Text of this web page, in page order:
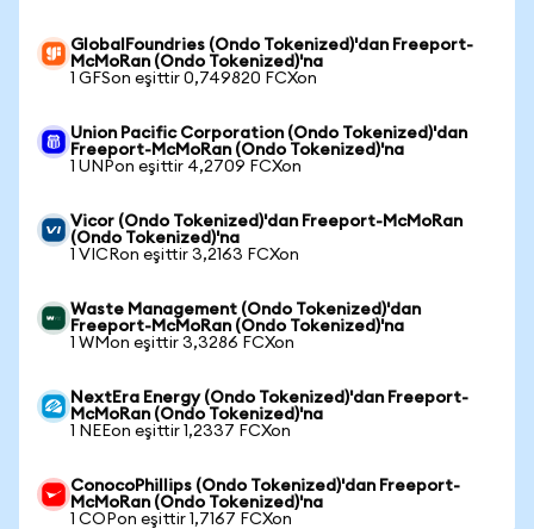
GlobalFoundries (Ondo Tokenized)'dan Freeport-
McMoRan (Ondo Tokenized)'na
1 GFSon eşittir 0,749820 FCXon
Union Pacific Corporation (Ondo Tokenized)'dan
Freeport-McMoRan (Ondo Tokenized)'na
1 UNPon eşittir 4,2709 FCXon
Vicor (Ondo Tokenized)'dan Freeport-McMoRan
(Ondo Tokenized)'na
1 VICRon eşittir 3,2163 FCXon
Waste Management (Ondo Tokenized)'dan
Freeport-McMoRan (Ondo Tokenized)'na
1 WMon eşittir 3,3286 FCXon
NextEra Energy (Ondo Tokenized)'dan Freeport-
McMoRan (Ondo Tokenized)'na
1 NEEon eşittir 1,2337 FCXon
ConocoPhillips (Ondo Tokenized)'dan Freeport-
McMoRan (Ondo Tokenized)'na
1 COPon eşittir 1,7167 FCXon